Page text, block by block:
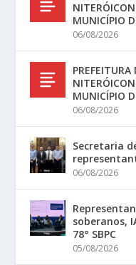
MUNICÍPIO
06/08/2026
MUNICÍPIO
06/08/2026
Secretaria
06/08/2026
soberanos,
78° SBPC
05/08/2026